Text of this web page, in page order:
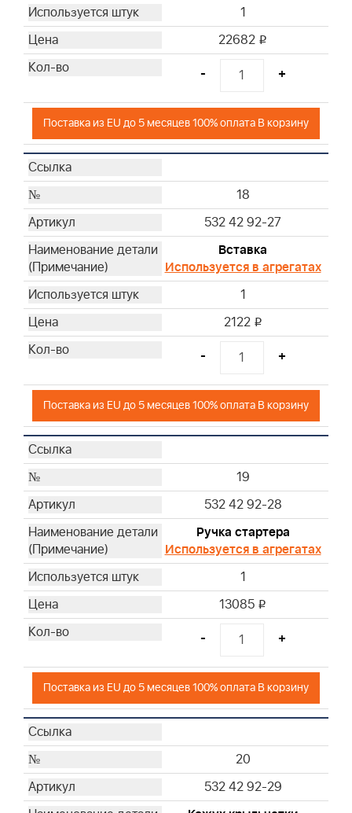
1
22682 i
- +
Поставка из EU до 5 месяцев 100% оплата В корзину
18
532 42 92-27
Вставка
Используется в агрегатах
1
2122 i
- +
Поставка из EU до 5 месяцев 100% оплата В корзину
19
532 42 92-28
Ручка стартера
Используется в агрегатах
1
13085 i
- +
Поставка из EU до 5 месяцев 100% оплата В корзину
20
532 42 92-29